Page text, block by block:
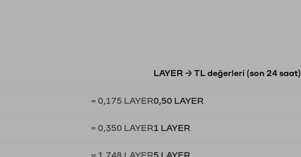
= 0,175 LAYER
= 0,350 LAYER
LAYER → TL değerleri (son 24 saat)
0,50 LAYER
1 LAYER